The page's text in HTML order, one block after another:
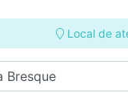
Local de